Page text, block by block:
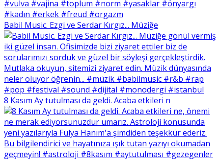
Babil Music. Ezgi ve Serdar Kırgız... Müziğe
8 Kasım Ay tutulması da geldi. Acaba etkileri n